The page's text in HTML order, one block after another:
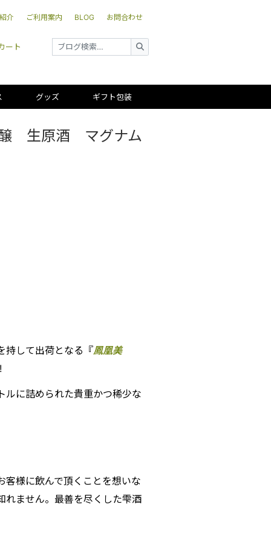
介 ご利用案内 BLOG お問合わせ
ート
グッズ ギフト包装
生原酒 マグナム
持して出荷となる『鳳凰美
ルに詰められた貴重かつ稀少な
客様に飲んで頂くことを想いな
れません。最善を尽くした雫酒